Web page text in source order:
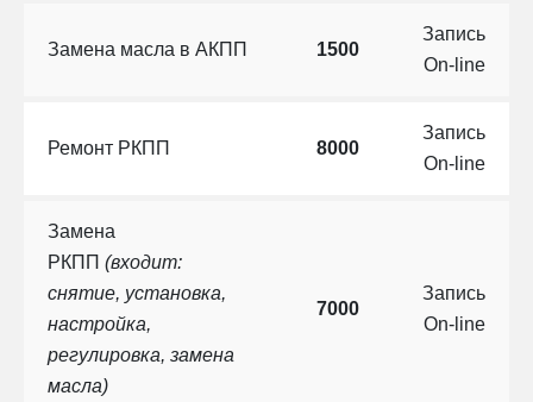
Замена масла в АКПП 1500
Запись
On-line
Ремонт РКПП 8000
Запись
On-line
Замена
РКПП (входит:
снятие, установка,
настройка,
регулировка, замена
масла)
7000
Запись
On-line